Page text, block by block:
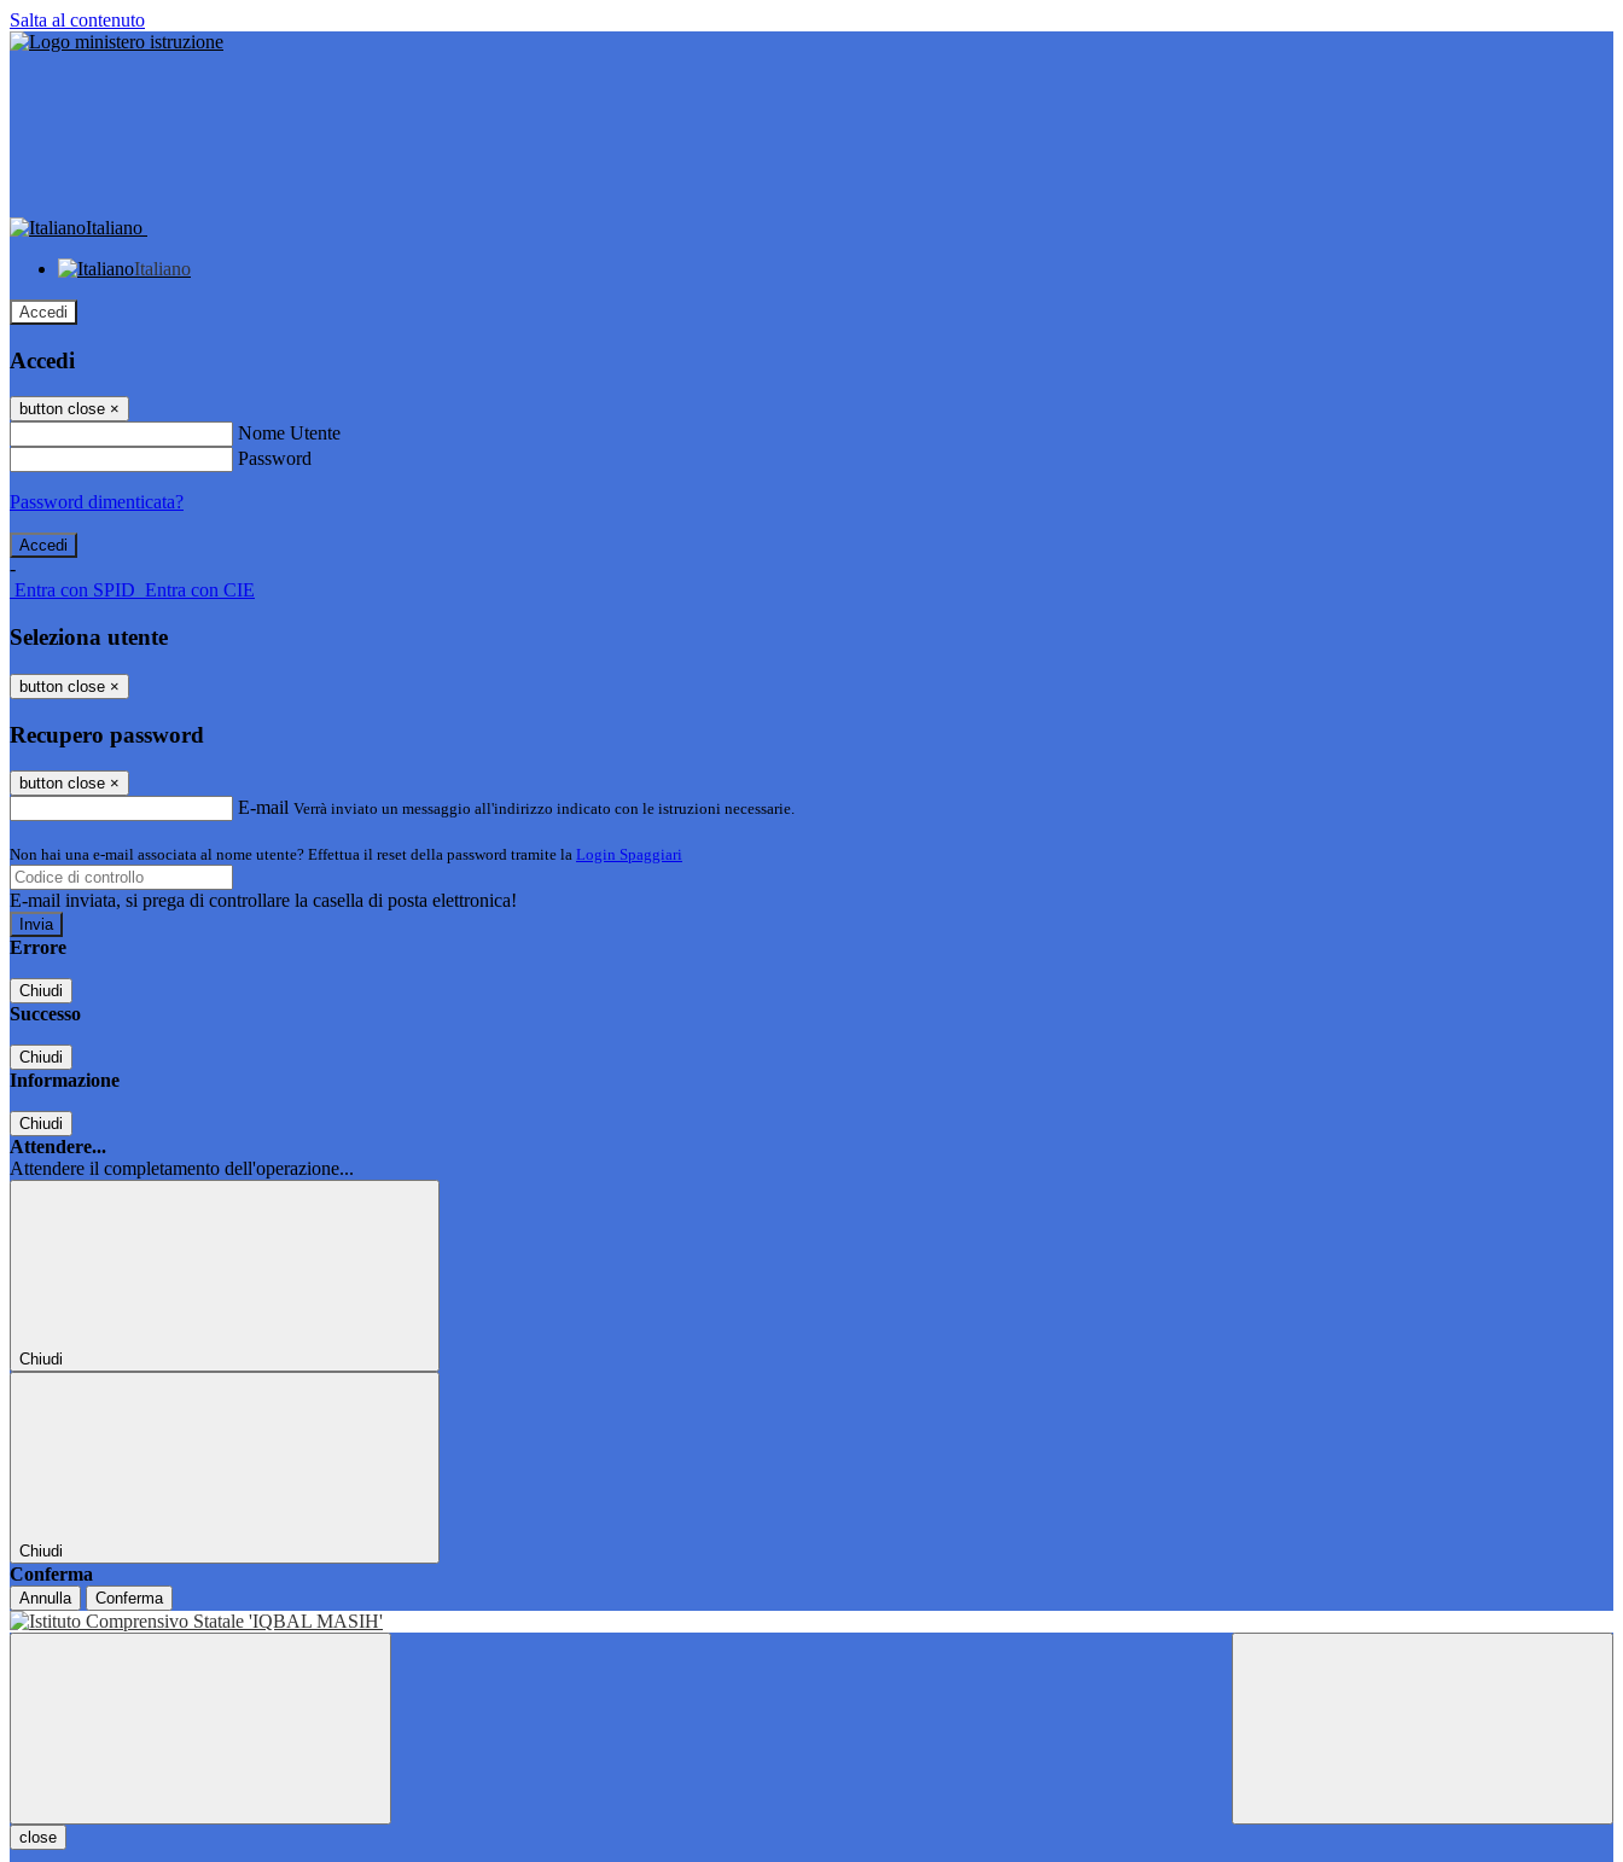
Salta al contenuto
Italiano
Italiano
Accedi
Accedi
button close ×
Nome Utente
Password
Password dimenticata?
-
Entra con SPID Entra con CIE
Seleziona utente
button close ×
Recupero password
button close ×
E-mail Verrà inviato un messaggio all'indirizzo indicato con le istruzioni necessarie.
Non hai una e-mail associata al nome utente? Effettua il reset della password tramite la Login Spaggiari
E-mail inviata, si prega di controllare la casella di posta elettronica!
Errore
Chiudi
Successo
Chiudi
Informazione
Chiudi
Attendere...
Attendere il completamento dell'operazione...
Chiudi
Chiudi
Conferma
Annulla Conferma
close